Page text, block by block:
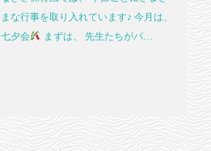
まな行事を取り入れています♪ 今月は、
七夕会
まずは、 先生たちがパ…